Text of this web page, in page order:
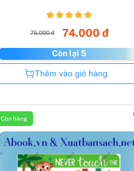
75.000 đ 74.000 đ
Còn lại 5
Còn hàng
Thêm vào giỏ hàng
Còn hàng